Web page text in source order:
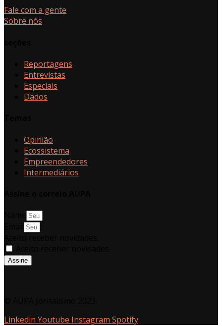
Fale com a gente
Sobre nós
Reportagens
Entrevistas
Especiais
Dados
Opinião
Ecossistema
Empreendedores
Intermediários
Assine
Linkedin Youtube Instagram Spotify